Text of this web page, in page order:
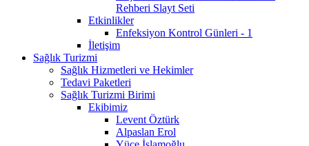
Rehberi Slayt Seti
Etkinlikler
Enfeksiyon Kontrol Günleri - 1
İletişim
Sağlık Turizmi
Sağlık Hizmetleri ve Hekimler
Tedavi Paketleri
Sağlık Turizmi Birimi
Ekibimiz
Levent Öztürk
Alpaslan Erol